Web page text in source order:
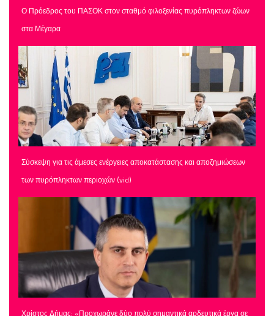
Ο Πρόεδρος του ΠΑΣΟΚ στον σταθμό φιλοξενίας πυρόπληκτων ζώων
στα Μέγαρα
Σύσκεψη για τις άμεσες ενέργειες αποκατάστασης και αποζημιώσεων
των πυρόπληκτων περιοχών (vid)
Χρίστος Δήμας: «Προχωράνε δύο πολύ σημαντικά αρδευτικά έργα σε